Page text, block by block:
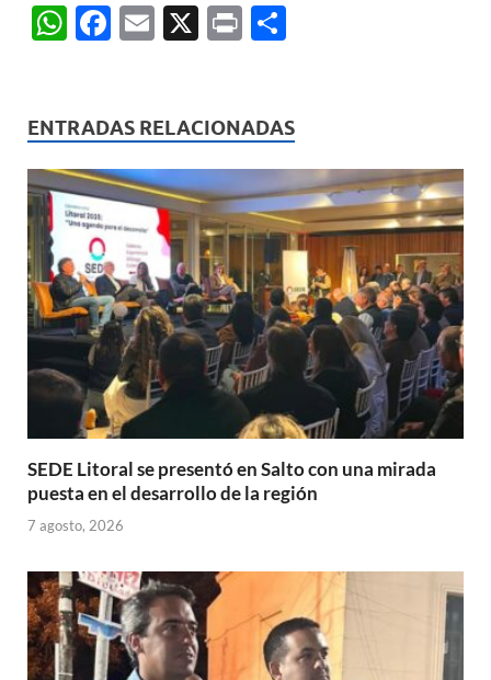
W
s
A
p
p
F
b
o
o
k
E
X
P
p
ar
ti
r
ENTRADAS RELACIONADAS
SEDE Litoral se presentó en Salto con una mirada
puesta en el desarrollo de la región
7 agosto, 2026